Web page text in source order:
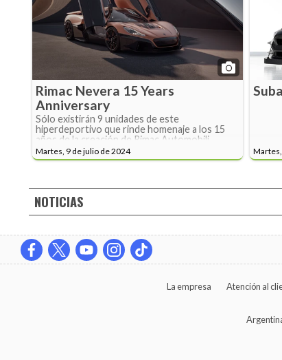
Rimac Nevera 15 Years
Anniversary
Sólo existirán 9 unidades de este
hiperdeportivo que rinde homenaje a los 15
años de la creación de Rimac Automobili
Martes, 9 de julio de 2024
NOTICIAS
La empresa Atención al